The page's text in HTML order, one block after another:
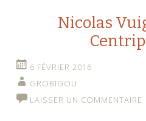
Nicolas
6 FÉVRIER 2016
GROBIGOU
LAISSER UN COMMENTAIRE